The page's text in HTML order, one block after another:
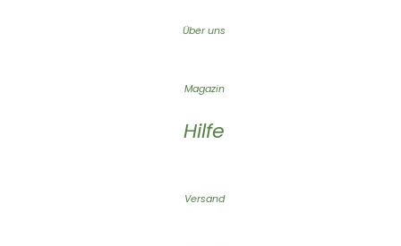
Über uns
Magazin
Hilfe
Versand